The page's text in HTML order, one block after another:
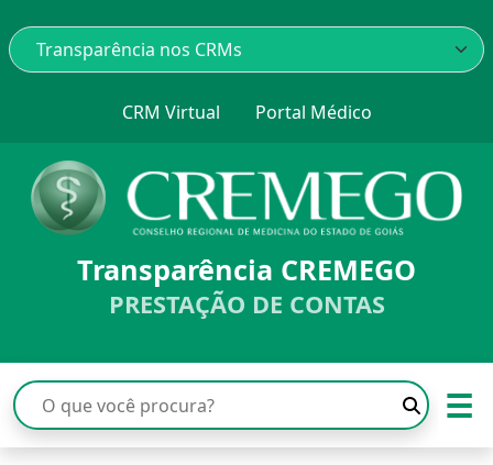
CRM Virtual Portal Médico
Transparência CREMEGO
PRESTAÇÃO DE CONTAS
☰